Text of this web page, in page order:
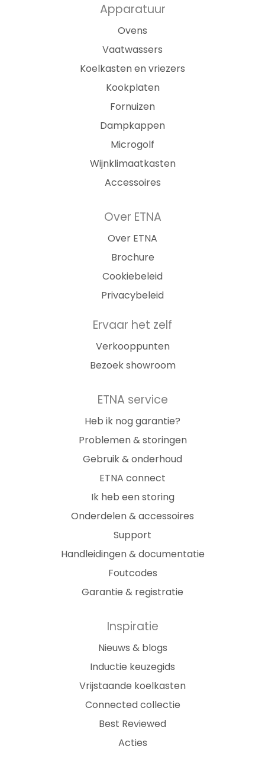
Apparatuur
Ovens
Vaatwassers
Koelkasten en vriezers
Kookplaten
Fornuizen
Dampkappen
Microgolf
Wijnklimaatkasten
Accessoires
Over ETNA
Over ETNA
Brochure
Cookiebeleid
Privacybeleid
Ervaar het zelf
Verkooppunten
Bezoek showroom
ETNA service
Heb ik nog garantie?
Problemen & storingen
Gebruik & onderhoud
ETNA connect
Ik heb een storing
Onderdelen & accessoires
Support
Handleidingen & documentatie
Foutcodes
Garantie & registratie
Inspiratie
Nieuws & blogs
Inductie keuzegids
Vrijstaande koelkasten
Connected collectie
Best Reviewed
Acties